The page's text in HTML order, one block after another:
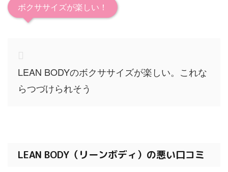
ボクササイズが楽しい！
LEAN BODYのボクササイズが楽しい。これな
らつづけられそう
LEAN BODY（リーンボディ）の悪い口コミ